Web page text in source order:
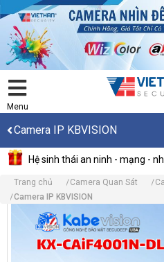
Menu
Camera IP KBVISION
Hệ sinh thái an ninh - mạng -
Trang chủ Camera Quan Sát
Camera IP KBVISION